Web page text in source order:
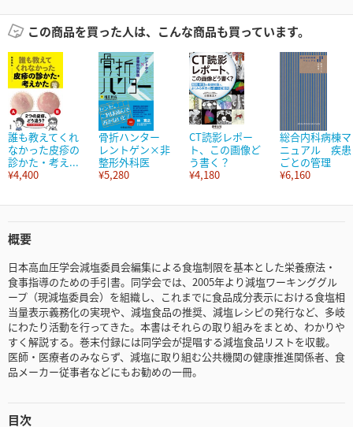
この商品を買った人は、こんな商品も買っています。
誰も教えてくれ
なかった皮疹の
診かた・考え...
¥4,400
骨折ハンター
レントゲン×非
整形外科医
¥5,280
CT読影レポー
ト、この画像ど
う書く？
¥4,180
総合内科病棟マ
ニュアル 疾患
ごとの管理
¥6,160
概要
日本高血圧学会減塩委員会編集による食塩制限を基本とした栄養療法・
食事指導のための手引書。同学会では、2005年より減塩ワーキンググル
ープ（現減塩委員会）を組織し、これまでに食品成分表示における食塩相
当量表示義務化の実現や、減塩食品の推奨、減塩レシピの発行など、多岐
にわたり活動を行ってきた。本書はそれらの取り組みをまとめ、わかりや
すく解説する。巻末付録には同学会が提唱する減塩食品リストを収載。
医師・医療者のみならず、減塩に取り組む公共機関の健康推進関係者、食
品メーカー従事者などにもお勧めの一冊。
目次